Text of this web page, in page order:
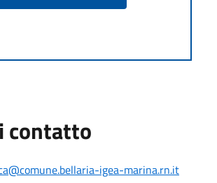
contatto
igea-marina.rn.it